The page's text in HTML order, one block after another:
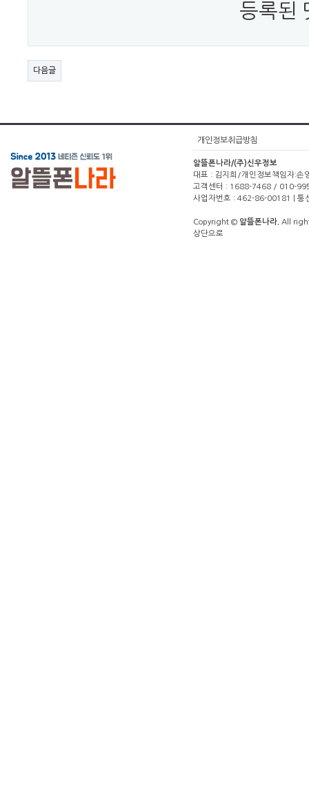
등록된
다음글
개인정보취급방침
알뜰폰나라/(주)신우정보
대표 : 김지희/개인정보책임자:
고객센터 : 1688-7468 / 010-
사업자번호 : 462-86-00181 | 통
Copyright © 알뜰폰나라. All
상단으로